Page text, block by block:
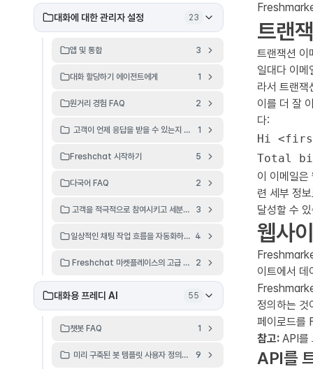
대화에 대한 관리자 설정 23
앱 및 통합 3
대화 할당하기 에이전트에게 1
원거리 경험 FAQ 2
고객이 언제 응답을 받을 수 있는지 정의하세요.
1
Freshchat 시작하기 5
다국어 FAQ 2
고객을 적극적으로 참여시키고 세분화하여 개인화된 경험을 제공합니다.
3
일상적인 채팅 작업 흐름을 자동화하여 시간을 절약하세요.
4
Freshchat 마켓플레이스의 고급 자동화 앱 사용하기
2
대화용 프레디 AI 55
챗봇 FAQ 1
미리 구축된 봇 템플릿 사용자 정의하기 9
트랜
트랜잭션 이
일대다 이메
라서 트랜잭
이를 더 잘
다:
Hi
이 이메일은
련 세부 정
달성할 수
웹사
이트에서
정의하는
페이로드를
참고: API를
API를